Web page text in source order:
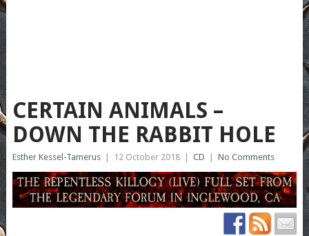
CERTAIN ANIMALS –
DOWN THE RABBIT HOLE
Esther Kessel-Tamerus 12 October 2018 CD No Comments